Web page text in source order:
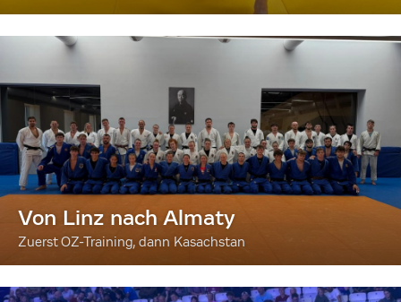
Von Linz nach Almaty
Zuerst OZ-Training, dann Kasachstan